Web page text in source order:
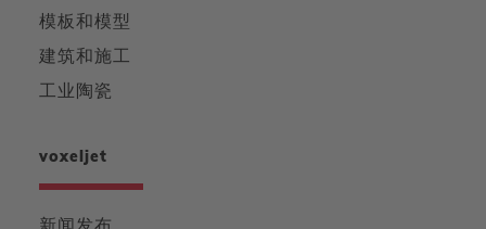
模板和模型
建筑和施工
工业陶瓷
voxeljet